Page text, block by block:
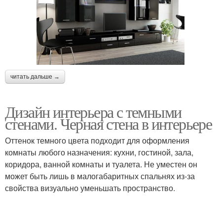
читать дальше →
Дизайн интерьера с темными
стенами. Черная стена в интерьере
Оттенок темного цвета подходит для оформления
комнаты любого назначения: кухни, гостиной, зала,
коридора, ванной комнаты и туалета. Не уместен он
может быть лишь в малогабаритных спальнях из-за
свойства визуально уменьшать пространство.